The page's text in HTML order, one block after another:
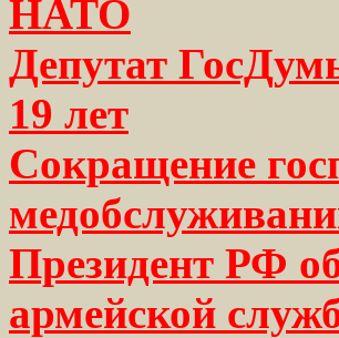
НАТО
Депутат
19 лет
Сокращение
Президент РФ
армейской